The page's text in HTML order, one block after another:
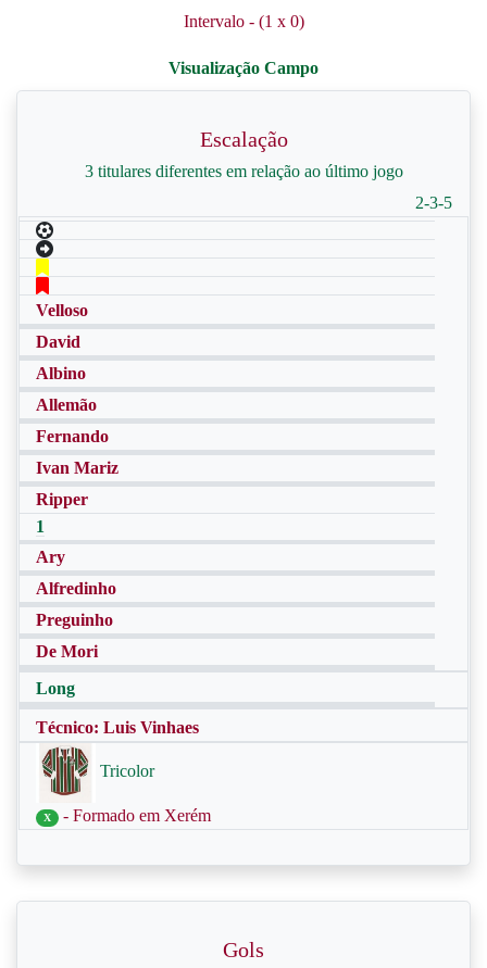
Intervalo - (1 x 0)
Escalação
3 titulares diferentes em relação ao último jogo
2-3-5
Velloso
David
Albino
Allemão
Fernando
Ivan Mariz
Ripper
1
Ary
Alfredinho
Preguinho
De Mori
Long
Técnico: Luis Vinhaes
Tricolor
X - Formado em Xerém
Gols